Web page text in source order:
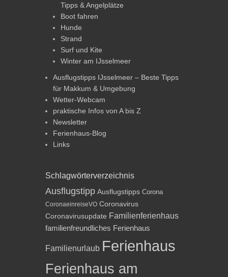
Tipps & Angelplätze
Boot fahren
Hunde
Strand
Surf und Kite
Winter am IJsselmeer
Ausflugstipps IJsselmeer – Beste Tipps
für Makkum & Umgebung
Wetter-Webcam
praktische Infos von A bis Z
Newsletter
Ferienhaus-Blog
Links
Schlagwörterverzeichnis
Ausflugstipp Ausflugstipps Corona
CoronaeinreiseVO Coronavirus
Coronavirusupdate Familienferienhaus
familienfreundliches Ferienhaus
Familienurlaub Ferienhaus
Ferienhaus am